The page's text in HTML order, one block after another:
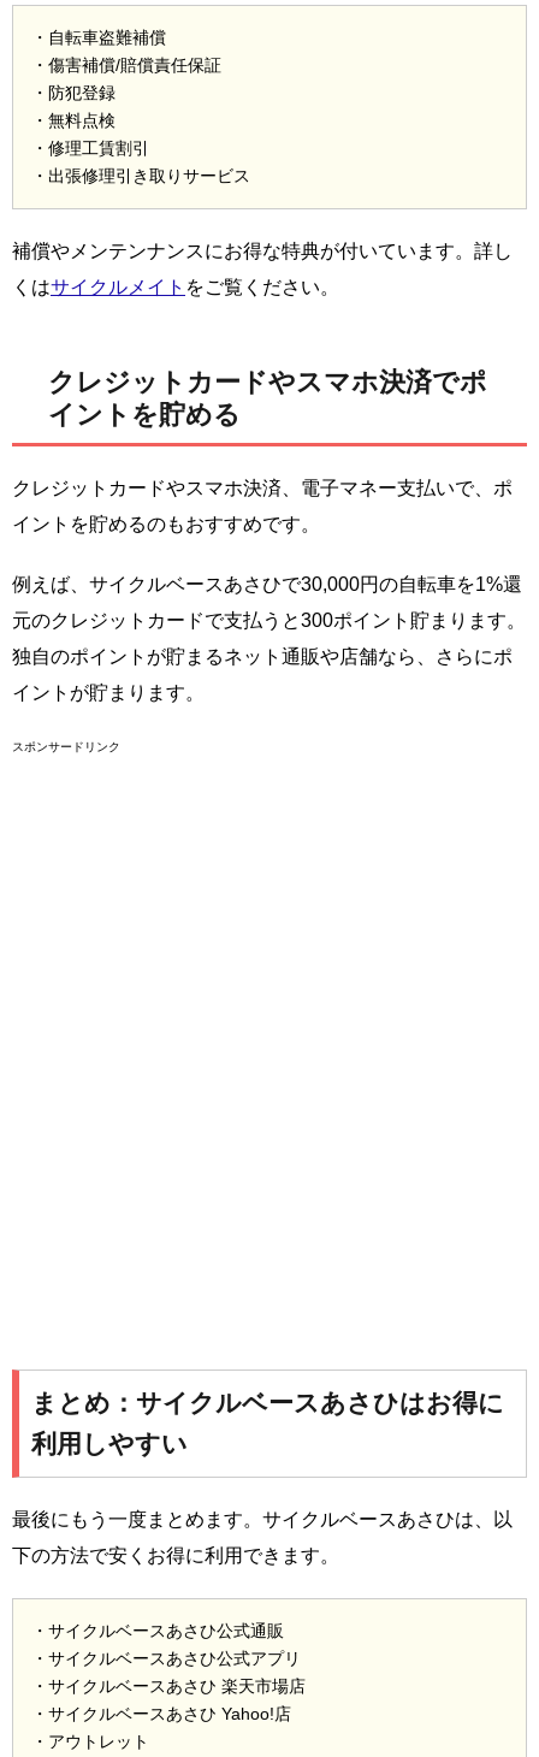
・自転車盗難補償
・傷害補償/賠償責任保証
・防犯登録
・無料点検
・修理工賃割引
・出張修理引き取りサービス
補償やメンテンナンスにお得な特典が付いています。詳し
くはサイクルメイト をご覧ください。
クレジットカードやスマホ決済でポ
イントを貯める
クレジットカードやスマホ決済、電子マネー支払いで、ポ
イントを貯めるのもおすすめです。
例えば、サイクルベースあさひで30,000円の自転車を1%還
元のクレジットカードで支払うと300ポイント貯まります。
独自のポイントが貯まるネット通販や店舗なら、さらにポ
イントが貯まります。
スポンサードリンク
まとめ：サイクルベースあさひはお得に
利用しやすい
最後にもう一度まとめます。サイクルベースあさひは、以
下の方法で安くお得に利用できます。
・サイクルベースあさひ公式通販
・サイクルベースあさひ公式アプリ
・サイクルベースあさひ 楽天市場店
・サイクルベースあさひ Yahoo!店
・アウトレット